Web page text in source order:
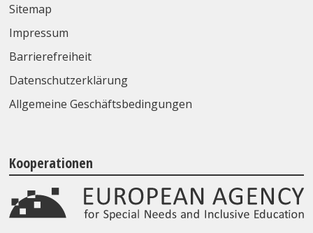
Sitemap
Impressum
Barrierefreiheit
Datenschutzerklärung
Allgemeine Geschäftsbedingungen
Kooperationen